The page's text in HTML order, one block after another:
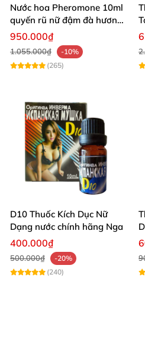
Nước hoa Pheromone 10ml
quyến rũ nữ đậm đà hương
kích thích
950.000₫
1.055.000₫
-10%
(265)
D10 Thuốc Kích Dục Nữ
Dạng nước chính hãng Nga
400.000₫
500.000₫
-20%
(240)